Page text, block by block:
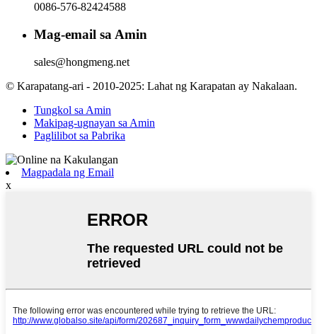
0086-576-82424588
Mag-email sa Amin
sales@hongmeng.net
© Karapatang-ari - 2010-2025: Lahat ng Karapatan ay Nakalaan.
Tungkol sa Amin
Makipag-ugnayan sa Amin
Paglilibot sa Pabrika
Magpadala ng Email
x